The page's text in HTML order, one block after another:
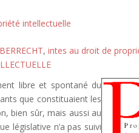
intellectuelle
, intes au droit de
libre et spontané du
que constituaient les
bien sûr, mais aussi au
législative n’a pas suivi